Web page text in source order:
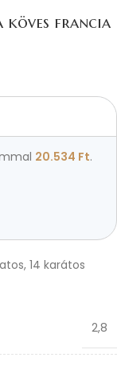
köves francia
20.534 Ft.
14 karátos
2,8